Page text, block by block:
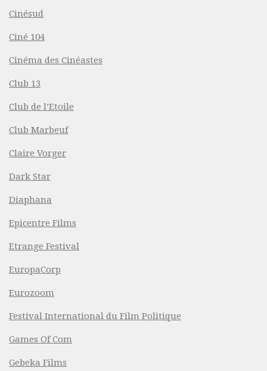
Cinésud
Ciné 104
Cinéma des Cinéastes
Club 13
Club de l’Etoile
Club Marbeuf
Claire Vorger
Dark Star
Diaphana
Epicentre Films
Etrange Festival
EuropaCorp
Eurozoom
Festival International du Film Politique
Games Of Com
Gebeka Films